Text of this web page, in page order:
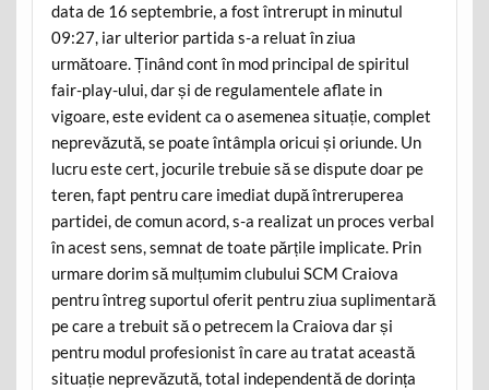
data de 16 septembrie, a fost întrerupt in minutul
09:27, iar ulterior partida s-a reluat în ziua
următoare. Ținând cont în mod principal de spiritul
fair-play-ului, dar și de regulamentele aflate in
vigoare, este evident ca o asemenea situație, complet
neprevăzută, se poate întâmpla oricui și oriunde. Un
lucru este cert, jocurile trebuie să se dispute doar pe
teren, fapt pentru care imediat după întreruperea
partidei, de comun acord, s-a realizat un proces verbal
în acest sens, semnat de toate părțile implicate. Prin
urmare dorim să mulțumim clubului SCM Craiova
pentru întreg suportul oferit pentru ziua suplimentară
pe care a trebuit să o petrecem la Craiova dar și
pentru modul profesionist în care au tratat această
situație neprevăzută, total independentă de dorința